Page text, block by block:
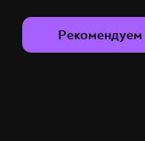
Рекомендуем